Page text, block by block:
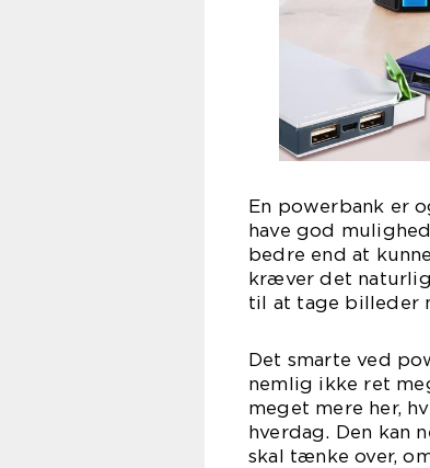
En powerbank er
have god
bedre end at
kræver det
til at
Det smarte ved
nemlig ikke ret
meget mere her,
hverdag. Den kan
skal tænke over,